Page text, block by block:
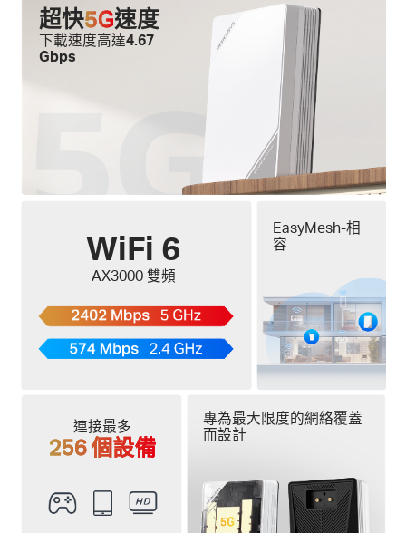
超快5G速度
下載速度高達4.67
Gbps
連接最多
256 個設備
專為最大限度的網絡覆蓋
而設計
WiFi 6
AX3000 雙頻
EasyMesh-相
容